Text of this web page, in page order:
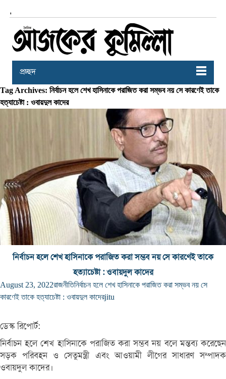
,
প্রচ্ছদ
Tag Archives: নির্বাচন হলে শেখ হাসিনাকে পরাজিত করা সম্ভব নয় সে কারণেই তাকে
হত্যাচেষ্টা : ওবায়দুল কাদের
নির্বাচন হলে শেখ হাসিনাকে পরাজিত করা সম্ভব নয় সে কারণেই তাকে
হত্যাচেষ্টা : ওবায়দুল কাদের
August 23, 2022রাজনীতিনির্বাচন হলে শেখ হাসিনাকে পরাজিত করা সম্ভব নয় সে
কারণেই তাকে হত্যাচেষ্টা : ওবায়দুল কাদেরjitu
ডেস্ক রিপোর্ট:
নির্বাচন হলে শেখ হাসিনাকে পরাজিত করা সম্ভব নয় বলে মন্তব্য করেছেন
সড়ক পরিবহন ও সেতুমন্ত্রী এবং আওয়ামী লীগের সাধারণ সম্পাদক
ওবায়দুল কাদের।